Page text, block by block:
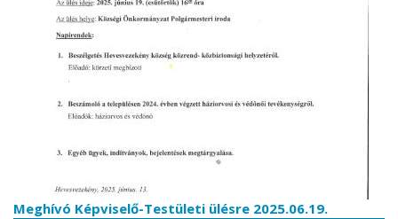
Meghívó Képviselő-Testületi ülésre 2025.06.19.